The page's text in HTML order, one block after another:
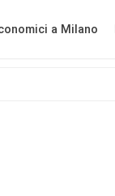
a Milano